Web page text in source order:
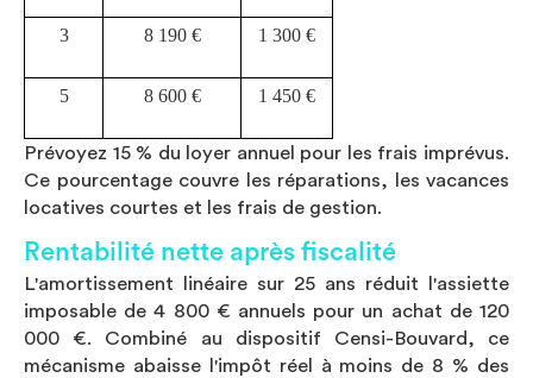
3 8 190 € 1 300 €
5 8 600 € 1 450 €
Prévoyez 15 % du loyer annuel pour les frais imprévus.
Ce pourcentage couvre les réparations, les vacances
locatives courtes et les frais de gestion.
Rentabilité nette après fiscalité
L'amortissement linéaire sur 25 ans réduit l'assiette
imposable de 4 800 € annuels pour un achat de 120
000 €. Combiné au dispositif Censi-Bouvard, ce
mécanisme abaisse l'impôt réel à moins de 8 % des